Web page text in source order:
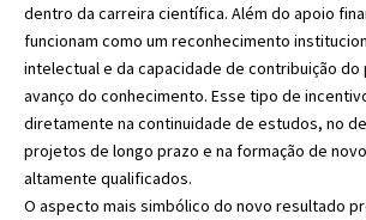
dentro da carreira científica. Além do apoio
funcionam como um reconhecimento
intelectual e da capacidade de contribuição do
avanço do conhecimento. Esse tipo de
diretamente na continuidade de estudos, no
projetos de longo prazo e na formação de
altamente qualificados.
O aspecto mais simbólico do novo resultado